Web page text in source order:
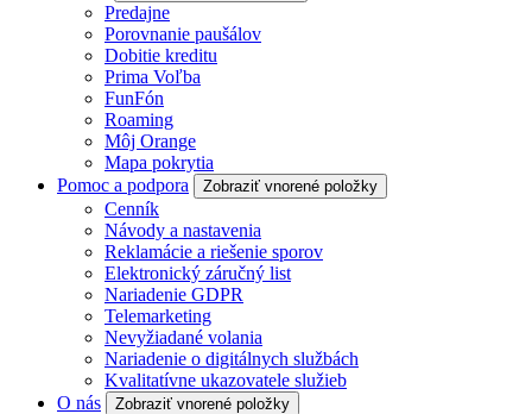
Predajne
Porovnanie paušálov
Dobitie kreditu
Prima Voľba
FunFón
Roaming
Môj Orange
Mapa pokrytia
Pomoc a podpora
Zobraziť vnorené položky
Cenník
Návody a nastavenia
Reklamácie a riešenie sporov
Elektronický záručný list
Nariadenie GDPR
Telemarketing
Nevyžiadané volania
Nariadenie o digitálnych službách
Kvalitatívne ukazovatele služieb
O nás
Zobraziť vnorené položky